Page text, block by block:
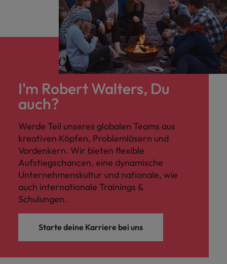
I'm Robert Walters, Du
auch?
Werde Teil unseres globalen Teams aus
kreativen Köpfen, Problemlösern und
Vordenkern. Wir bieten flexible
Aufstiegschancen, eine dynamische
Unternehmenskultur und nationale, wie
auch internationale Trainings &
Schulungen.
Starte deine Karriere bei uns